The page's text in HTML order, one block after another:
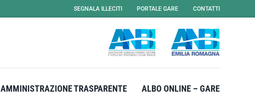
SEGNALA ILLECITI PORTALE GARE CONTATTI
AMMINISTRAZIONE TRASPARENTE ALBO ONLINE – GARE